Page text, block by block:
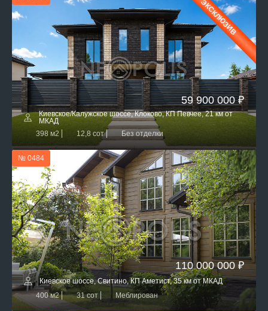
ЭКСКЛЮЗИВ
59 900 000 ₽
Киевское/Калужское шоссе, Клоково, КП Певчее, 21 км от
МКАД
398 м2
12,8 сот Без отделки
№ 0484
110 000 000 ₽
Киевское шоссе, Свитино, КП Аметист, 35 км от МКАД
400 м2
31 сот Меблирован